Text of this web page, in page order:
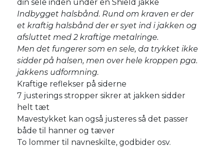
din sele inden under en Shield jakke
Indbygget halsbånd. Rund om kraven er der
et kraftig halsbånd der er syet ind i jakken og
afsluttet med 2 kraftige metalringe.
Men det fungerer som en sele, da trykket ikke
sidder på halsen, men over hele kroppen pga.
jakkens udformning.
Kraftige reflekser på siderne
7 justerings stropper sikrer at jakken sidder
helt tæt
Mavestykket kan også justeres så det passer
både til hanner og tæver
To lommer til navneskilte, godbider osv.